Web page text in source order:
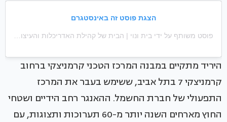
הצגת פוסט זה באינסטגרם
פוסט משותף על ידי ‏‎בית ונוי | הבית של קהילת האדריכלות והעיצוב‎‏ (@‏‎baitvenoy_official‎‏)
היריד מתקיים במבנה המרכז הטכני קרמניצקי ברחוב
קרמניצקי 7 בתל אביב, ששימש בעבר את המרכז
התפעולי של חברת החשמל. ההאנגר רחב הידיים ושטחי
החוץ מארחים השנה יותר מ-60 תערוכות ותצוגות, עם